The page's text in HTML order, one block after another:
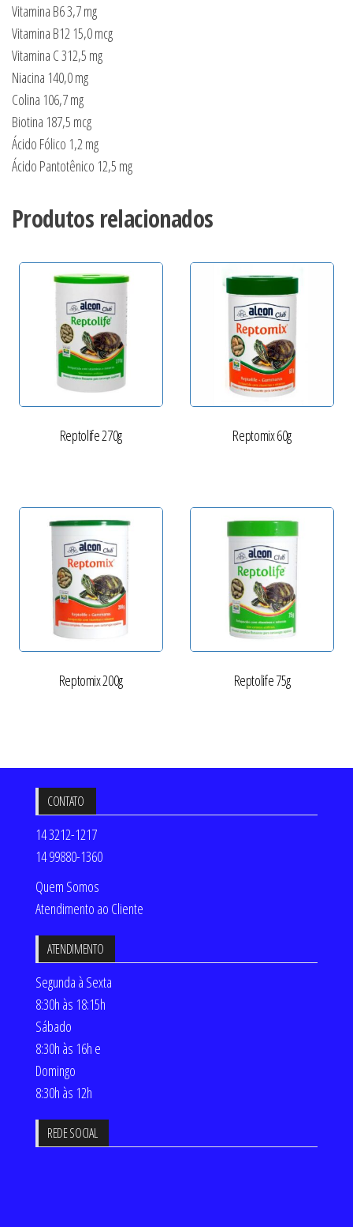
Vitamina B6 3,7 mg
Vitamina B12 15,0 mcg
Vitamina C 312,5 mg
Niacina 140,0 mg
Colina 106,7 mg
Biotina 187,5 mcg
Ácido Fólico 1,2 mg
Ácido Pantotênico 12,5 mg
Produtos relacionados
Reptolife 270g Reptomix 60g
Reptomix 200g Reptolife 75g
CONTATO
14 3212-1217
14 99880-1360
Quem Somos
Atendimento ao Cliente
ATENDIMENTO
Segunda à Sexta
8:30h às 18:15h
Sábado
8:30h às 16h e
Domingo
8:30h às 12h
REDE SOCIAL